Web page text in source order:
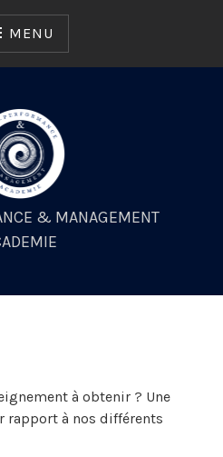
MENU
& MANAGEMENT
à obtenir ? Une
rapport à nos différents